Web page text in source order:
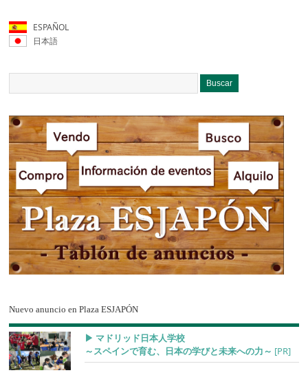
ESPAÑOL
日本語
Nuevo anuncio en Plaza ESJAPÓN
▶︎ マドリッド日本人学校
～スペインで育む、日本の学びと未来への力～ [PR]